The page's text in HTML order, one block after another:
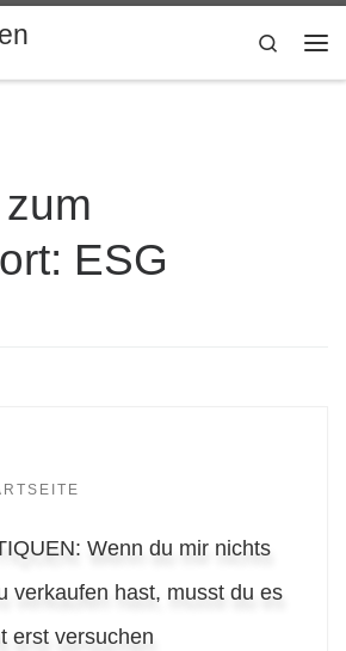
Search
ESG
Wenn du mir nichts
verkaufen hast, musst du es
erst versuchen